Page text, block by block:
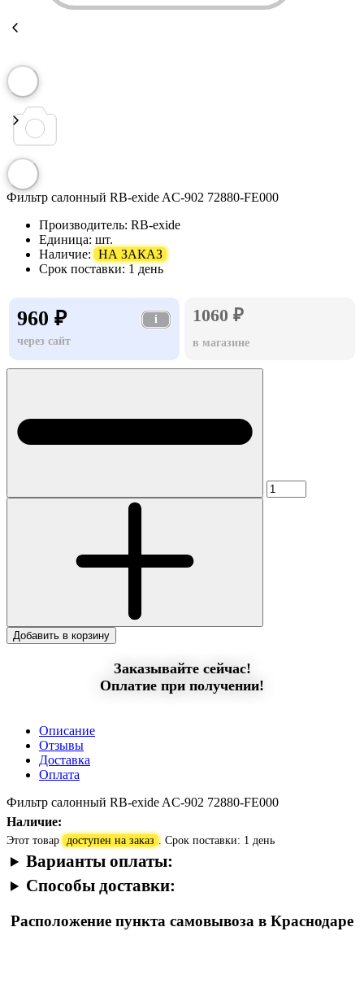
Фильтр салонный RB-exide AC-902 72880-FE000
Производитель: RB-exide
Единица: шт.
Наличие: НА ЗАКАЗ
Срок поставки: 1 день
960 ₽
i
через сайт
1060 ₽
в магазине
Добавить в корзину
Заказывайте сейчас!
Оплатие при получении!
Описание
Отзывы
Доставка
Оплата
Фильтр салонный RB-exide AC-902 72880-FE000
Наличие:
Этот товар доступен на заказ . Срок поставки: 1 день
Варианты оплаты:
Способы доставки:
Расположение пункта самовывоза в Краснодаре